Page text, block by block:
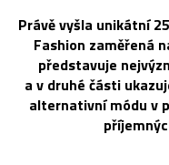
Právě vyšla unikátní
Fashion zaměřená
představuje
a v druhé části
alternativní módu v